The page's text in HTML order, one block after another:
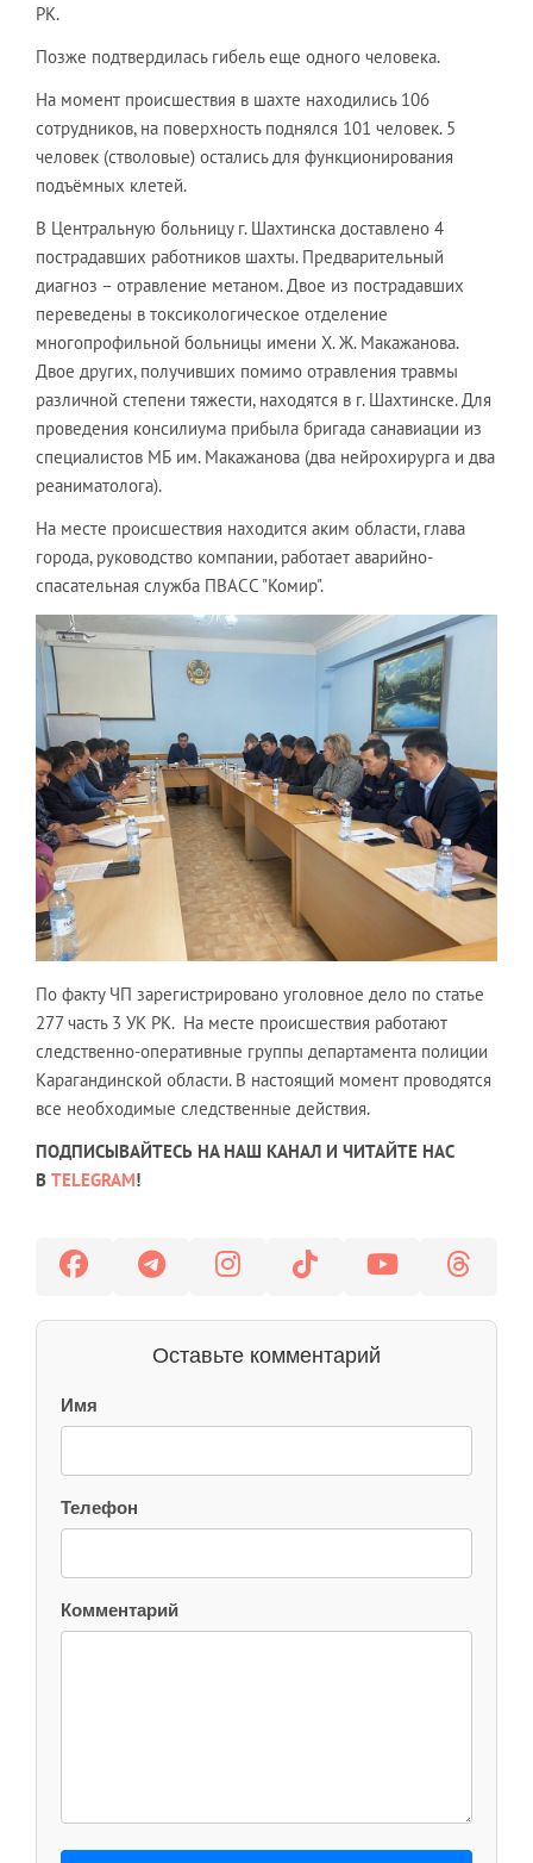
РК.
Позже подтвердилась гибель еще одного человека.
На момент происшествия в шахте находились 106
сотрудников, на поверхность поднялся 101 человек. 5
человек (стволовые) остались для функционирования
подъёмных клетей.
В Центральную больницу г. Шахтинска доставлено 4
пострадавших работников шахты. Предварительный
диагноз – отравление метаном. Двое из пострадавших
переведены в токсикологическое отделение
многопрофильной больницы имени Х. Ж. Макажанова.
Двое других, получивших помимо отравления травмы
различной степени тяжести, находятся в г. Шахтинске. Для
проведения консилиума прибыла бригада санавиации из
специалистов МБ им. Макажанова (два нейрохирурга и два
реаниматолога).
На месте происшествия находится аким области, глава
города, руководство компании, работает аварийно-
спасательная служба ПВАСС "Комир".
По факту ЧП зарегистрировано уголовное дело по статье
277 часть 3 УК РК. На месте происшествия работают
следственно-оперативные группы департамента полиции
Карагандинской области. В настоящий момент проводятся
все необходимые следственные действия.
ПОДПИСЫВАЙТЕСЬ НА НАШ КАНАЛ И ЧИТАЙТЕ НАС
В TELEGRAM!
Оставьте комментарий
Имя
Телефон
Комментарий